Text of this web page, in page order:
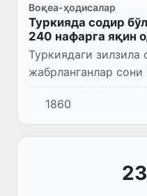
Воқеа-ҳодисалар
Туркияда содир
240 нафарга яқин
Туркиядаги зилзила
жабрланганлар
ҳақда Туркия
Мемисоғлу
департаменти
1860
23